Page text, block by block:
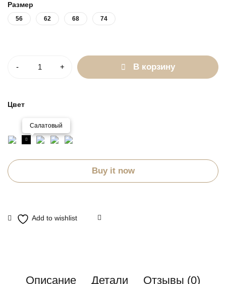
Размер
56 62 68 74
В корзину
Цвет
Салатовый
Buy it now
Описание Детали Отзывы (0)